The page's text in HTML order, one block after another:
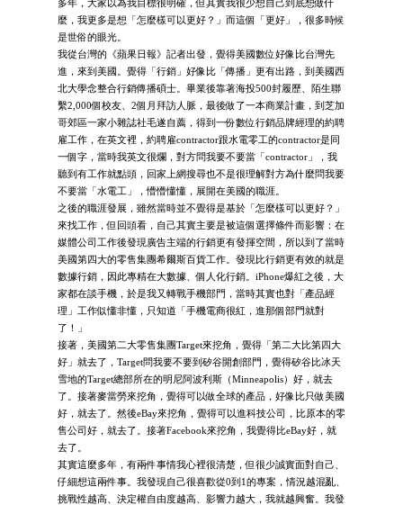
多年，大家以為我目標很明確，但其實我很少想自己到底想做什
麼，我更多是想「怎麼樣可以更好？」而這個「更好」，很多時候
是世俗的眼光。
我從台灣的《蘋果日報》記者出發，覺得美國數位好像比台灣先
進，來到美國。覺得「行銷」好像比「傳播」更有出路，到美國西
北大學念整合行銷傳播碩士。畢業後靠著海投500封履歷、陌生聯
繫2,000個校友、2個月拜訪人脈，最後做了一本商業計畫，到芝加
哥郊區一家小雜誌社毛遂自薦，得到一份數位行銷品牌經理的約聘
雇工作，在英文裡，約聘雇contractor跟水電零工的contractor是同
一個字，當時我英文很爛，對方問我要不要當「contractor」，我
聽到有工作就點頭，回家上網搜尋也不是很理解對方為什麼問我要
不要當「水電工」，懵懵懂懂，展開在美國的職涯。
之後的職涯發展，雖然當時並不覺得是基於「怎麼樣可以更好？」
來找工作，但回頭看，自己其實主要是被這個選擇條件而影響：在
媒體公司工作後發現廣告主端的行銷更有發揮空間，所以到了當時
美國第四大的零售集團希爾斯百貨工作。發現比行銷更有效的就是
數據行銷，因此專精在大數據、個人化行銷。iPhone爆紅之後，大
家都在談手機，於是我又轉戰手機部門，當時其實也對「產品經
理」工作似懂非懂，只知道「手機電商很紅，進那個部門就對
了！」
接著，美國第二大零售集團Target來挖角，覺得「第二大比第四大
好」就去了，Target問我要不要到矽谷開創部門，覺得矽谷比冰天
雪地的Target總部所在的明尼阿波利斯（Minneapolis）好，就去
了。接著麥當勞來挖角，覺得可以做全球的產品，好像比只做美國
好，就去了。然後eBay來挖角，覺得可以進科技公司，比原本的零
售公司好，就去了。接著Facebook來挖角，我覺得比eBay好，就
去了。
其實這麼多年，有兩件事情我心裡很清楚，但很少誠實面對自己、
仔細想這兩件事。我發現自己很喜歡從0到1的專案，情況越混亂、
挑戰性越高、決定權自由度越高、影響力越大，我就越興奮。我發